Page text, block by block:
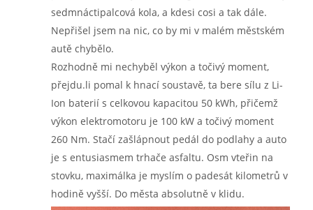
sedmnáctipalcová kola, a kdesi cosi a tak dále.
Nepřišel jsem na nic, co by mi v malém městském
autě chybělo.
Rozhodně mi nechyběl výkon a točivý moment,
přejdu.li pomal k hnací soustavě, ta bere sílu z Li-
Ion baterií s celkovou kapacitou 50 kWh, přičemž
výkon elektromotoru je 100 kW a točivý moment
260 Nm. Stačí zašlápnout pedál do podlahy a auto
je s entusiasmem trhače asfaltu. Osm vteřin na
stovku, maximálka je myslím o padesát kilometrů v
hodině vyšší. Do města absolutně v klidu.